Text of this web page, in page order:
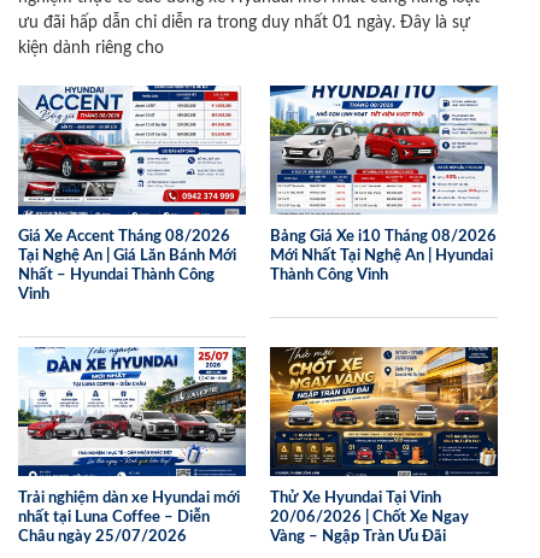
ưu đãi hấp dẫn chỉ diễn ra trong duy nhất 01 ngày. Đây là sự
kiện dành riêng cho
Giá Xe Accent Tháng 08/2026
Tại Nghệ An | Giá Lăn Bánh Mới
Nhất – Hyundai Thành Công
Vinh
Bảng Giá Xe i10 Tháng 08/2026
Mới Nhất Tại Nghệ An | Hyundai
Thành Công Vinh
Trải nghiệm dàn xe Hyundai mới
nhất tại Luna Coffee – Diễn
Châu ngày 25/07/2026
Thử Xe Hyundai Tại Vinh
20/06/2026 | Chốt Xe Ngay
Vàng – Ngập Tràn Ưu Đãi